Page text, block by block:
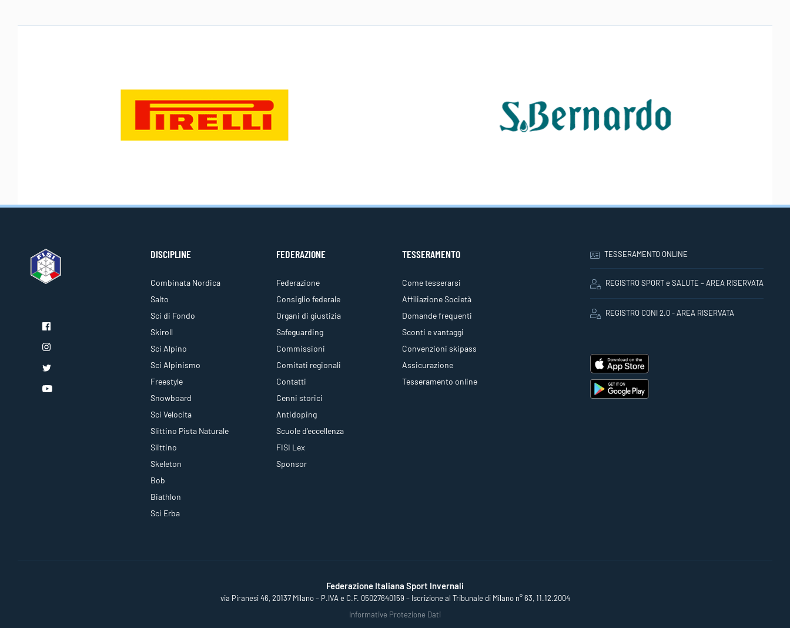
DISCIPLINE
Combinata Nordica
Salto
Sci di Fondo
Skiroll
Sci Alpino
Sci Alpinismo
Freestyle
Snowboard
Sci Velocita
Slittino Pista Naturale
Slittino
Skeleton
Bob
Biathlon
Sci Erba
FEDERAZIONE
Federazione
Consiglio federale
Organi di giustizia
Safeguarding
Commissioni
Comitati regionali
Contatti
Cenni storici
Antidoping
Scuole d'eccellenza
FISI Lex
Sponsor
TESSERAMENTO
Come tesserarsi
Affiliazione Società
Domande frequenti
Sconti e vantaggi
Convenzioni skipass
Assicurazione
Tesseramento online
TESSERAMENTO ONLINE
REGISTRO SPORT e SALUTE – AREA RISERVATA
REGISTRO CONI 2.0 - AREA RISERVATA
Federazione Italiana Sport Invernali
via Piranesi 46, 20137 Milano – P.IVA e C.F. 05027640159 – Iscrizione al Tribunale di Milano n° 63, 11.12.2004
Informative Protezione Dati